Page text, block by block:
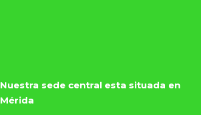
Nuestra sede central esta situada en
Mérida